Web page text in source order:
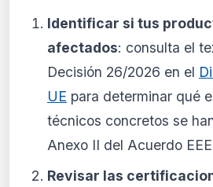
Identificar si tus
afectados: consulta el
Decisión 26/2026 en el
UE para determinar qué
técnicos concretos se
Anexo II del Acuerdo
Revisar las